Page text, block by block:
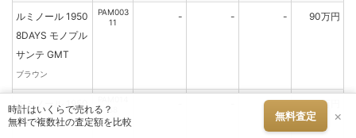
ルミノール 1950
8DAYS モノプル
サンテ GMT
ブラウン
PAM003
11
- - - 90万円
ルミノール 1950
3DAYS GMT ト
38
- 90万円
時計はいくらで売れる？
無料で複数社の査定額を比較
無料査定 ×